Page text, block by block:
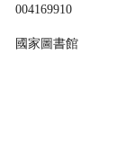
004169910
國家圖書館